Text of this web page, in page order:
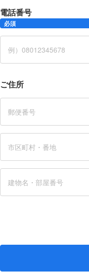
電話番号
必須
ご住所